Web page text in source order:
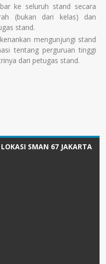
ke seluruh stand secara
(bukan dari kelas) dan
stand.
mengunjungi stand
tentang perguruan tinggi
dari petugas stand.
LOKASI SMAN 67 JAKARTA